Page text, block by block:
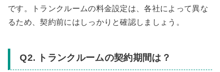
です。トランクルームの料金設定は、各社によって異な
るため、契約前にはしっかりと確認しましょう。
Q2. トランクルームの契約期間は？